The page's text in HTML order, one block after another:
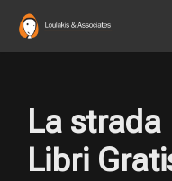
Skip
La strada
Libri